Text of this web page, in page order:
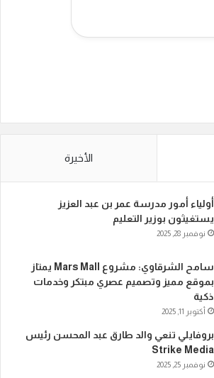
الأخيرة
أولياء أمور مدرسة عمر بن عبد العزيز
يستغيثون بوزير التعليم
نوفمبر 28, 2025
سامح الشرقاوي: مشروع Mars Mall يمتاز
بموقع مميز وتصميم عصري مبتكر وخدمات
ذكية
أكتوبر 11, 2025
بروفايلي تنعي والد طارق عبد المحسن رئيس
Strike Media
نوفمبر 25, 2025